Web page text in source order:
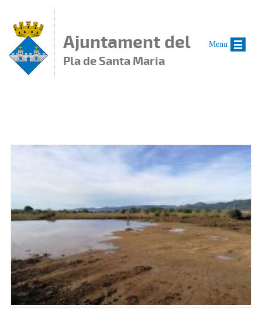
Ajuntament del
Pla de Santa Maria
Menu